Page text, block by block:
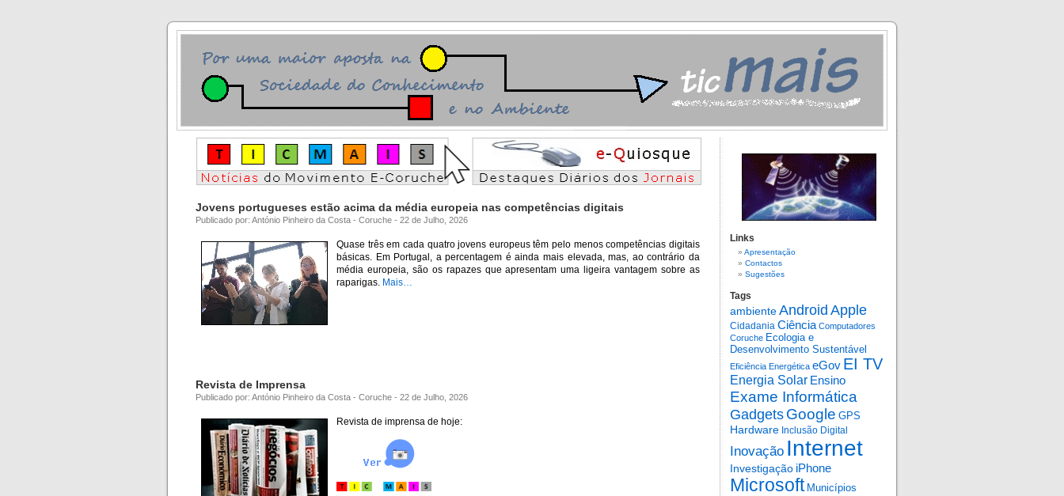
Jovens portugueses estão acima da média europeia nas competências digitais
Publicado por: António Pinheiro da Costa - Coruche - 22 de Julho, 2026
Quase três em cada quatro jovens europeus têm pelo menos competências digitais
básicas. Em Portugal, a percentagem é ainda mais elevada, mas, ao contrário da
média europeia, são os rapazes que apresentam uma ligeira vantagem sobre as
raparigas. Mais…
Revista de Imprensa
Publicado por: António Pinheiro da Costa - Coruche - 22 de Julho, 2026
Revista de imprensa de hoje:
Links
Apresentação
Contactos
Sugestões
Tags
ambienteAndroid Apple
Cidadania Ciência Computadores
Coruche Ecologia e
Desenvolvimento Sustentável
Eficiência Energética eGov EI TV
Energia Solar Ensino
Exame Informática
Gadgets Google GPS
Hardware Inclusão Digital
Inovação Internet
Investigação iPhone
Microsoft Municípios